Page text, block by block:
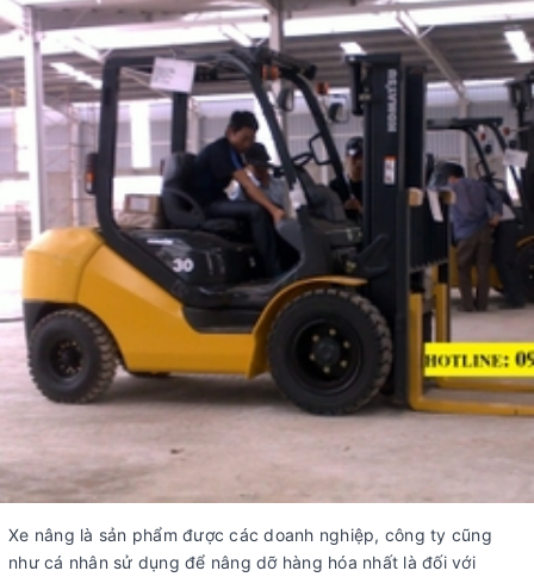
Xe nâng là sản phẩm được các doanh nghiệp, công ty cũng
như cá nhân sử dụng để nâng dỡ hàng hóa nhất là đối với